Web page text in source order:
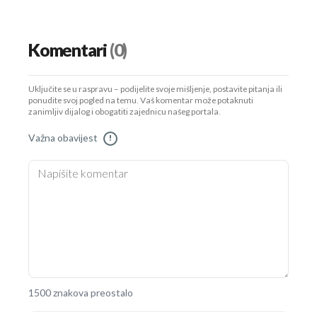
Komentari(0)
Uključite se u raspravu – podijelite svoje mišljenje, postavite pitanja ili
ponudite svoj pogled na temu. Vaš komentar može potaknuti
zanimljiv dijalog i obogatiti zajednicu našeg portala.
Važna obavijest !
1500 znakova preostalo